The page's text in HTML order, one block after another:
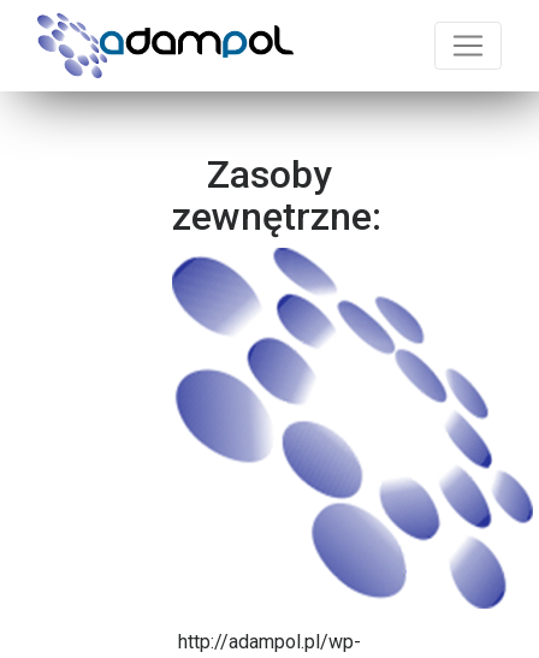
Zasoby
zewnętrzne:
http://adampol.pl/wp-